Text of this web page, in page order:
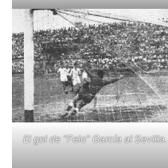
El gol de “Felo” García al Sevilla.